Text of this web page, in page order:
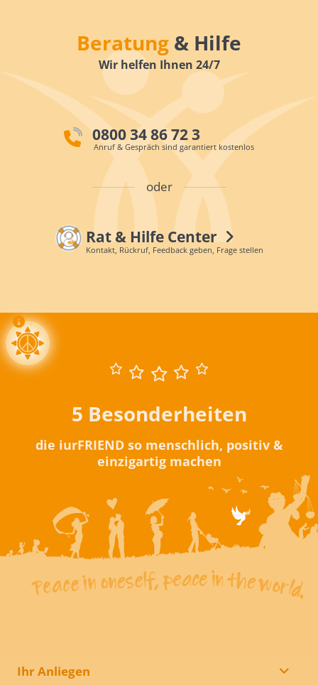
Beratung & Hilfe
Wir helfen Ihnen 24/7
0800 34 86 72 3
Anruf & Gespräch sind garantiert kostenlos
oder
Rat & Hilfe Center
Kontakt, Rückruf, Feedback geben, Frage stellen
5 Besonderheiten
die iurFRIEND so menschlich, positiv &
einzigartig machen
Ihr Anliegen